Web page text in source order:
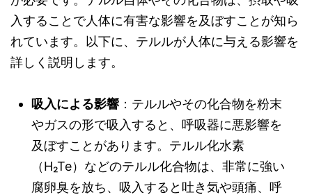
入することで人体に有害な影響を及ぼすことが知ら
れています。以下に、テルルが人体に与える影響を
詳しく説明します。
吸入による影響 ：テルルやその化合物を粉末
やガスの形で吸入すると、呼吸器に悪影響を
及ぼすことがあります。テルル化水素
（H₂Te）などのテルル化合物は、非常に強い
腐卵臭を放ち、吸入すると吐き気や頭痛、呼